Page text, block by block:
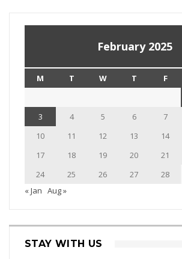
February 2025
M T W T F
3
4 5 6 7
10
11 12 13 14
17
18 19 20 21
24
25 26 27
28
« Jan Aug »
STAY WITH US